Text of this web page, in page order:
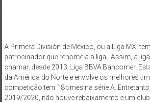
A Primera División de México, ou a Liga MX,
patrocinador que renomeia a liga. Assim, a
chamar, desde 2013, Liga BBVA Bancomer.
da América do Norte e envolve os melhores
competição tem 18 times na série A.
2019/2020, não houve rebaixamento e um